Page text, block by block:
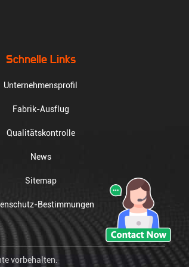
Schnelle Links
Unternehmensprofil
Fabrik-Ausflug
Qualitätskontrolle
News
Sitemap
Bestimmungen
vorbehalten.